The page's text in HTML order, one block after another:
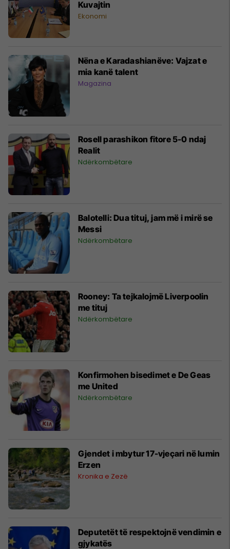
Kuvajtin
Ekonomi
Nëna e Karadashianëve: Vajzat e
mia kanë talent
Magazina
Rosell parashikon fitore 5-0 ndaj
Realit
Ndërkombëtare
Balotelli: Dua tituj, jam më i mirë se
Messi
Ndërkombëtare
Rooney: Ta tejkalojmë Liverpoolin
me tituj
Ndërkombëtare
Konfirmohen bisedimet e De Geas
me United
Ndërkombëtare
Gjendet i mbytur 17-vjeçari në lumin
Erzen
Kronika e Zezë
Deputetët të respektojnë vendimin e
gjykatës